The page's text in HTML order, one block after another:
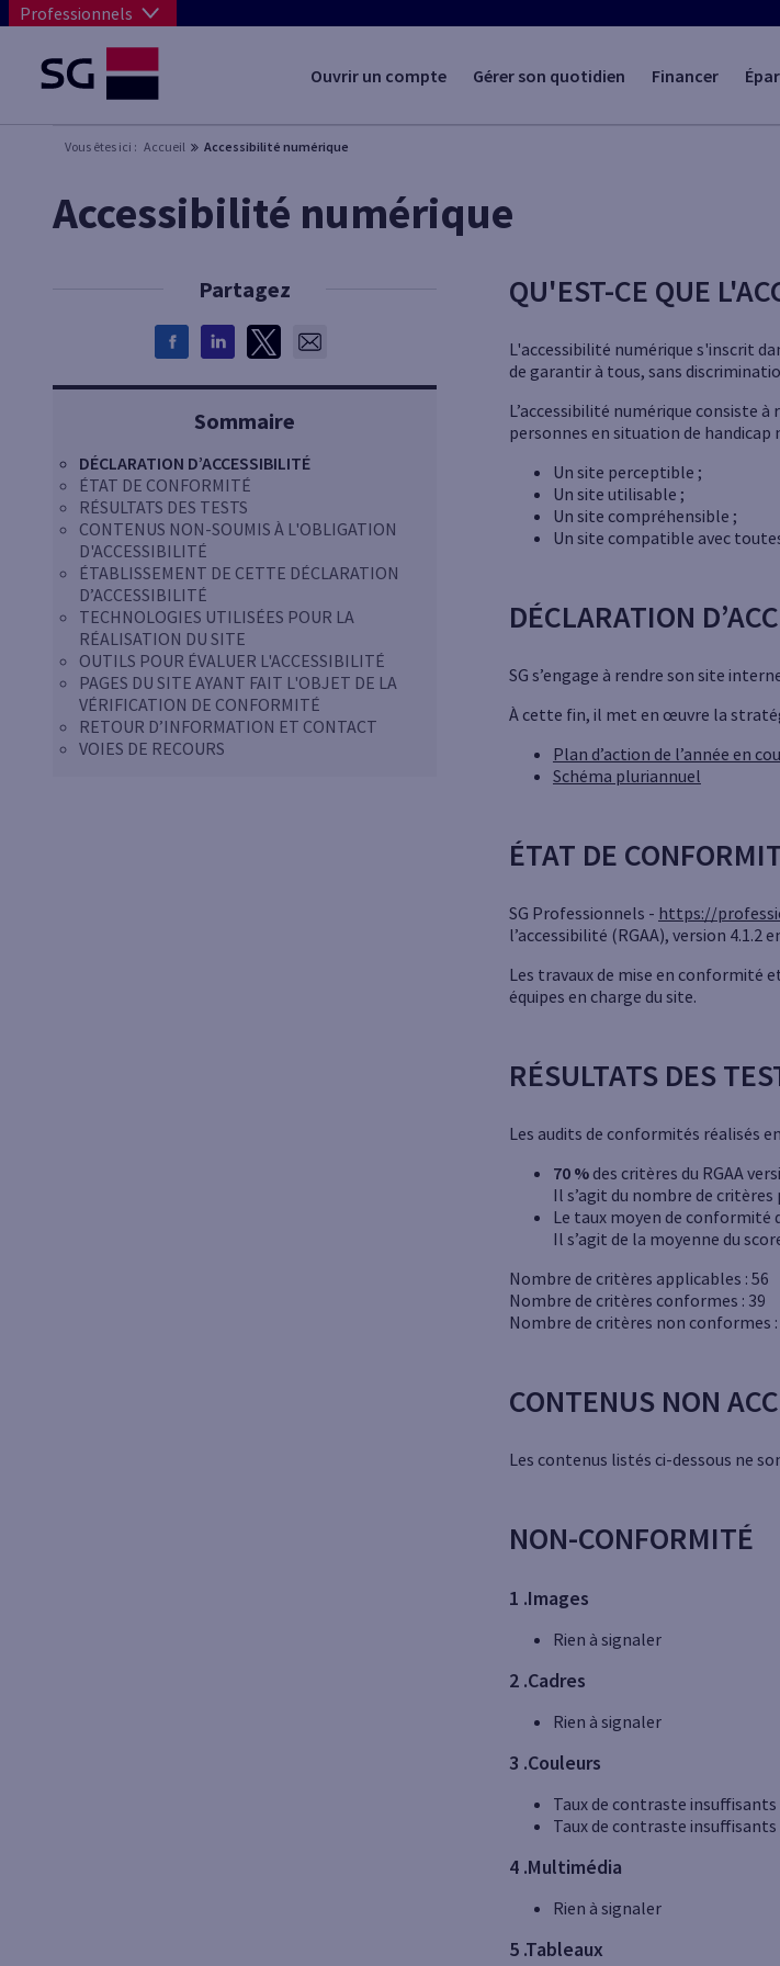
Professionnels
Ouvrir un compte Gérer son quotidien Financer
Vous êtes ici : Accueil Accessibilité numérique
Accessibilité numérique
Partagez
Sommaire
DÉCLARATION D’ACCESSIBILITÉ
ÉTAT DE CONFORMITÉ
RÉSULTATS DES TESTS
CONTENUS NON-SOUMIS À L'OBLIGATION
D'ACCESSIBILITÉ
ÉTABLISSEMENT DE CETTE DÉCLARATION
D’ACCESSIBILITÉ
TECHNOLOGIES UTILISÉES POUR LA
RÉALISATION DU SITE
OUTILS POUR ÉVALUER L'ACCESSIBILITÉ
PAGES DU SITE AYANT FAIT L'OBJET DE LA
VÉRIFICATION DE CONFORMITÉ
RETOUR D’INFORMATION ET CONTACT
VOIES DE RECOURS
QU'EST-CE QUE
L'accessibilité numérique s'inscrit
de garantir à tous, sans
L’accessibilité numérique consiste
personnes en situation de
Un site perceptible ;
Un site utilisable ;
Un site compréhensible ;
Un site compatible avec
DÉCLARATION
SG s’engage à rendre son site
À cette fin, il met en œuvre la
Plan d’action de l’année en
Schéma pluriannuel
ÉTAT DE
SG Professionnels - https://
l’accessibilité (RGAA), version
Les travaux de mise en conformité
équipes en charge du site.
RÉSULTATS DES
Les audits de conformités réalisés
70 %des critères du RGAA
Il s’agit du nombre de
Le taux moyen de conformité
Il s’agit de la moyenne du
Nombre de critères applicables : 56
Nombre de critères conformes : 39
Nombre de critères non conformes :
CONTENUS NON
Les contenus listés ci-dessous ne
NON-CONFORMITÉ
1 .Images
Rien à signaler
2 .Cadres
Rien à signaler
3 .Couleurs
Taux de contraste
Taux de contraste
4 .Multimédia
Rien à signaler
5 .Tableaux